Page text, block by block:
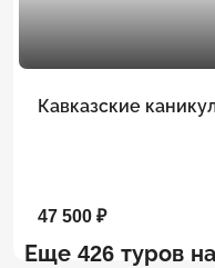
Кавказские
47 500 ₽
Еще 426 туров